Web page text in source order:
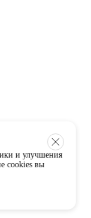
и улучшения
cookies вы